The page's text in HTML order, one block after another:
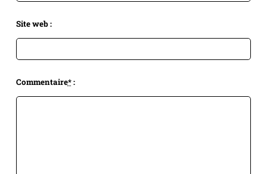
Site web :
Commentaire*: